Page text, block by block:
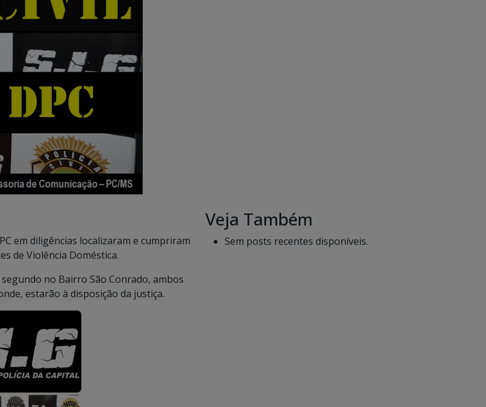
em diligências localizaram e cumpriram
de Violência Doméstica.
no Bairro São Conrado, ambos
estarão à disposição da justiça.
Veja Também
Sem posts recentes disponíveis.